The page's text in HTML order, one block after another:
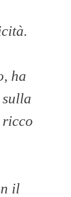
ha
ricco
il